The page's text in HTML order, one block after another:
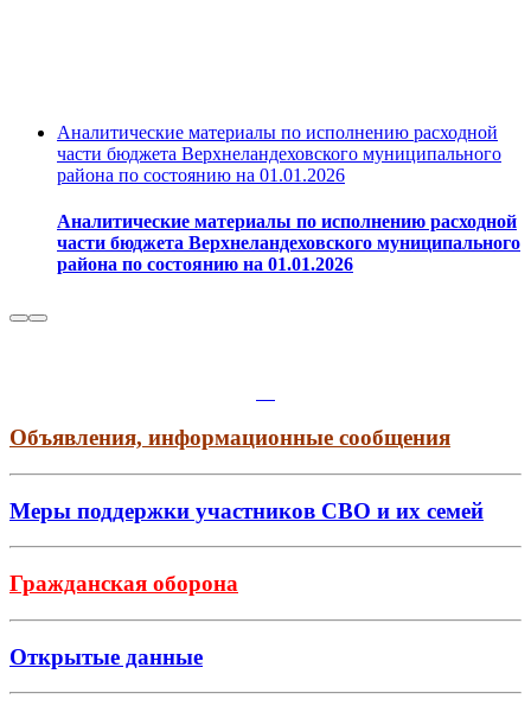
Аналитические материалы по исполнению расходной
части бюджета Верхнеландеховского муниципального
района по состоянию на 01.01.2026
Аналитические материалы по исполнению расходной
части бюджета Верхнеландеховского муниципального
района по состоянию на 01.01.2026
Объявления, информационные сообщения
Меры поддержки участников СВО и их семей
Гражданская оборона
Открытые данные